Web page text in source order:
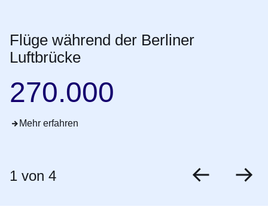
Flüge während der Berliner
Luftbrücke
270.000
Mehr erfahren
1 von 4